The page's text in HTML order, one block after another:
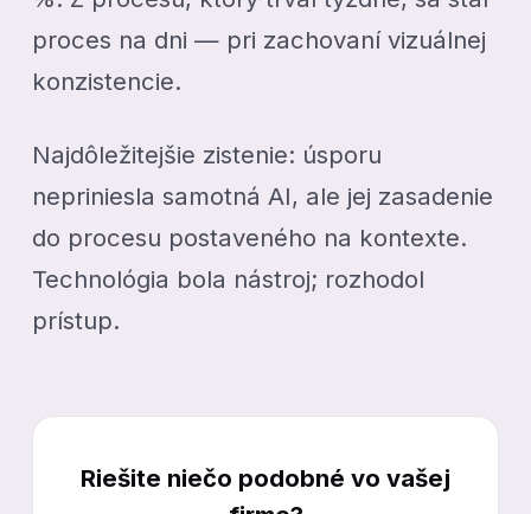
proces na dni — pri zachovaní vizuálnej
konzistencie.
Najdôležitejšie zistenie: úsporu
nepriniesla samotná AI, ale jej zasadenie
do procesu postaveného na kontexte.
Technológia bola nástroj; rozhodol
prístup.
Riešite niečo podobné vo vašej